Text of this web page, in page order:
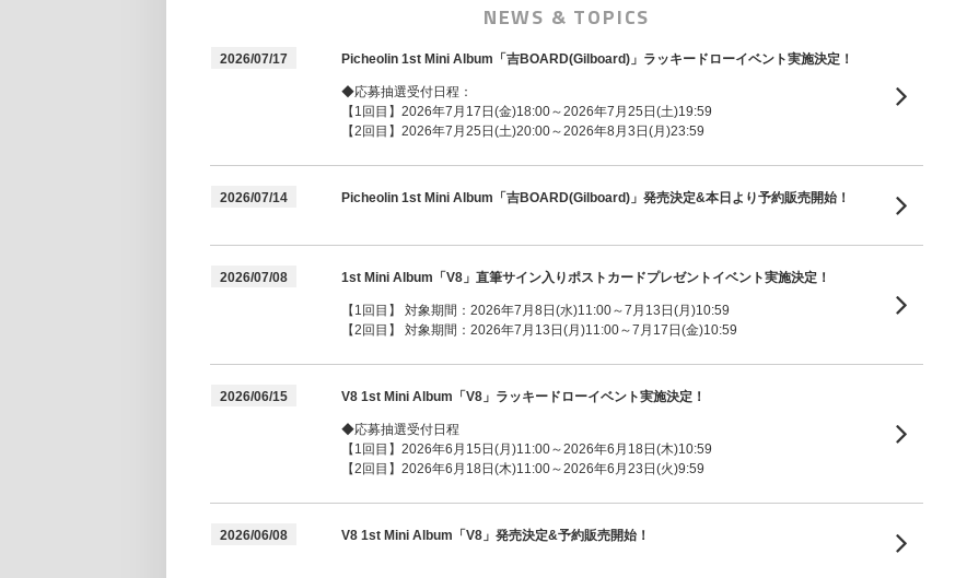
NEWS & TOPICS
2026/07/17 Picheolin 1st Mini Album「吉BOARD(Gilboard)」ラッキードローイベント実施決定！
◆応募抽選受付日程：
【1回目】2026年7月17日(金)18:00～2026年7月25日(土)19:59
【2回目】2026年7月25日(土)20:00～2026年8月3日(月)23:59
2026/07/14 Picheolin 1st Mini Album「吉BOARD(Gilboard)」発売決定&本日より予約販売開始！
2026/07/08 1st Mini Album「V8」直筆サイン入りポストカードプレゼントイベント実施決定！
【1回目】 対象期間：2026年7月8日(水)11:00～7月13日(月)10:59
【2回目】 対象期間：2026年7月13日(月)11:00～7月17日(金)10:59
2026/06/15 V8 1st Mini Album「V8」ラッキードローイベント実施決定！
◆応募抽選受付日程
【1回目】2026年6月15日(月)11:00～2026年6月18日(木)10:59
【2回目】2026年6月18日(木)11:00～2026年6月23日(火)9:59
2026/06/08 V8 1st Mini Album「V8」発売決定&予約販売開始！